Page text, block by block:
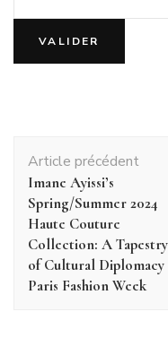
d'article
Article précédent
Imane Ayissi’s
Spring/Summer 2024
Haute Couture
Collection: A Tapestry
of Cultural Diplomacy
Paris Fashion Week